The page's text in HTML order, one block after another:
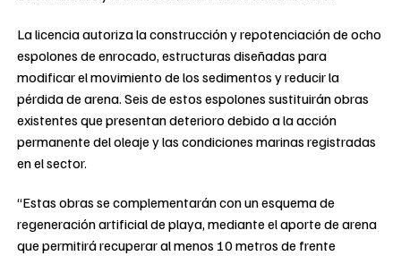
La licencia autoriza la construcción y repotenciación de ocho
espolones de enrocado, estructuras diseñadas para
modificar el movimiento de los sedimentos y reducir la
pérdida de arena. Seis de estos espolones sustituirán obras
existentes que presentan deterioro debido a la acción
permanente del oleaje y las condiciones marinas registradas
en el sector.
“Estas obras se complementarán con un esquema de
regeneración artificial de playa, mediante el aporte de arena
que permitirá recuperar al menos 10 metros de frente